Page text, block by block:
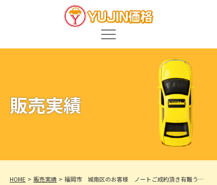
販売実績
HOME 販売実績
福岡市 城南区のお客様 ノートご成約頂き有難う御